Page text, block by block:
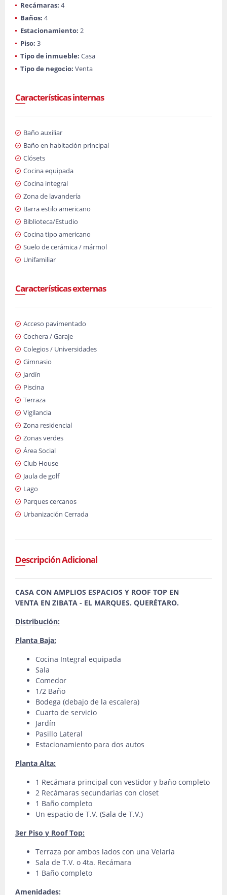
Recámaras: 4
Baños: 4
Estacionamiento: 2
Piso: 3
Tipo de inmueble: Casa
Tipo de negocio: Venta
Características internas
Baño auxiliar
Baño en habitación principal
Clósets
Cocina equipada
Cocina integral
Zona de lavandería
Barra estilo americano
Biblioteca/Estudio
Cocina tipo americano
Suelo de cerámica / mármol
Unifamiliar
Características externas
Acceso pavimentado
Cochera / Garaje
Colegios / Universidades
Gimnasio
Jardín
Piscina
Terraza
Vigilancia
Zona residencial
Zonas verdes
Área Social
Club House
Jaula de golf
Lago
Parques cercanos
Urbanización Cerrada
Descripción Adicional
CASA CON AMPLIOS ESPACIOS Y ROOF TOP EN
VENTA EN ZIBATA - EL MARQUES. QUERÉTARO.
Distribución:
Planta Baja:
Cocina Integral equipada
Sala
Comedor
1/2 Baño
Bodega (debajo de la escalera)
Cuarto de servicio
Jardín
Pasillo Lateral
Estacionamiento para dos autos
Planta Alta:
1 Recámara principal con vestidor y baño completo
2 Recámaras secundarias con closet
1 Baño completo
Un espacio de T.V. (Sala de T.V.)
3er Piso y Roof Top:
Terraza por ambos lados con una Velaria
Sala de T.V. o 4ta. Recámara
1 Baño completo
Amenidades: